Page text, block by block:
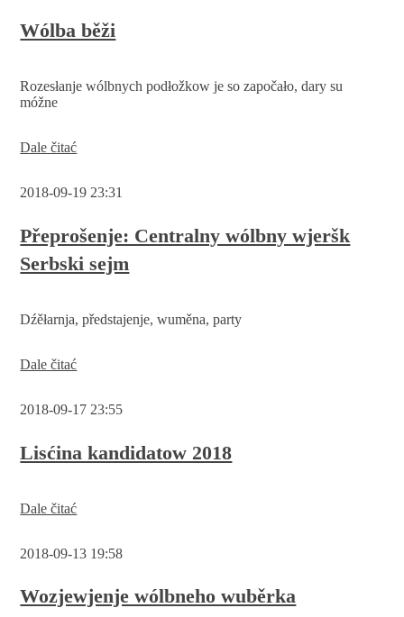
Wólba běži
Rozesłanje wólbnych podłožkow je so započało, dary su
móžne
Dale čitaćWólba
2018-09-19 23:31
Přeprošenje: Centralny wólbny wjeršk
Serbski sejm
Dźěłarnja, předstajenje, wuměna, party
Dale čitaćPřeprošenje:
wjeršk
sejm
2018-09-17 23:55
Lisćina kandidatow 2018
Dale čitaćLisćina
2018-09-13 19:58
Wozjewjenje wólbneho wuběrka